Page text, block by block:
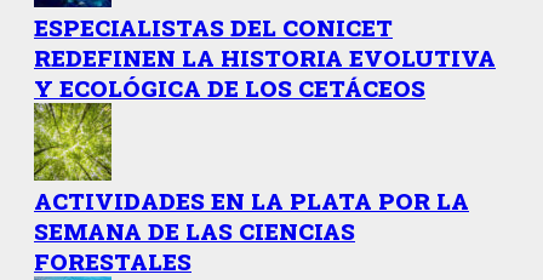
ESPECIALISTAS DEL CONICET
REDEFINEN LA HISTORIA EVOLUTIVA
Y ECOLÓGICA DE LOS CETÁCEOS
ACTIVIDADES EN LA PLATA POR LA
SEMANA DE LAS CIENCIAS
FORESTALES